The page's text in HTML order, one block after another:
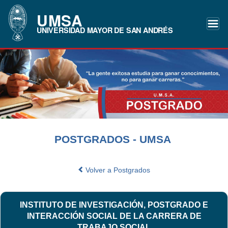
UMSA
UNIVERSIDAD MAYOR DE SAN ANDRÉS
POSTGRADOS - UMSA
Volver a Postgrados
INSTITUTO DE INVESTIGACIÓN, POSTGRADO E
INTERACCIÓN SOCIAL DE LA CARRERA DE